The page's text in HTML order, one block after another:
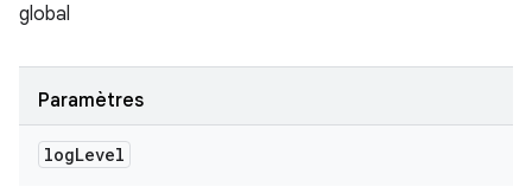
global
Paramètres
logLevel